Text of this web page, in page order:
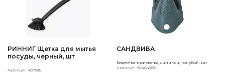
РИННИГ Щетка для мытья
посуды, черный, шт
Артикул: 407815
САНДВИВА
Варежка-прихватка, силикон, голубой, шт
Артикул: 90464383